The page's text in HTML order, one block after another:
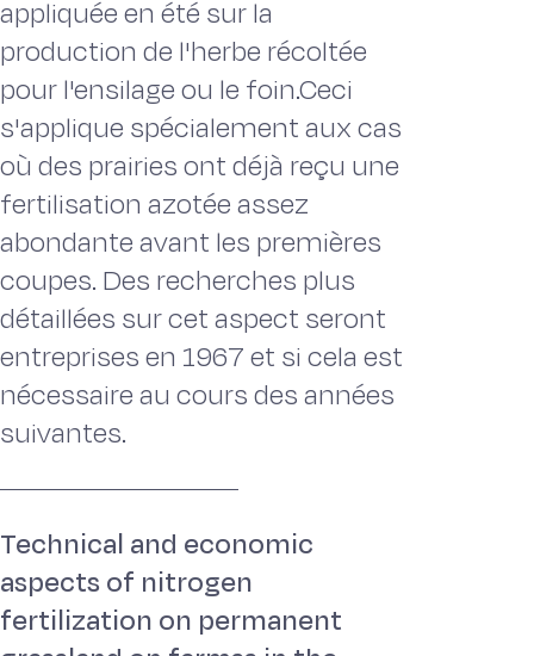
appliquée en été sur la
production de l'herbe récoltée
pour l'ensilage ou le foin.Ceci
s'applique spécialement aux cas
où des prairies ont déjà reçu une
fertilisation azotée assez
abondante avant les premières
coupes. Des recherches plus
détaillées sur cet aspect seront
entreprises en 1967 et si cela est
nécessaire au cours des années
suivantes.
Technical and economic
aspects of nitrogen
fertilization on permanent